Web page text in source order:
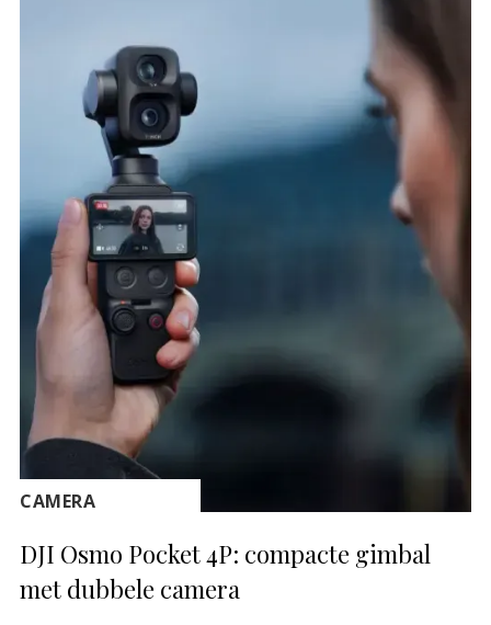
CAMERA
DJI Osmo Pocket 4P: compacte gimbal
met dubbele camera